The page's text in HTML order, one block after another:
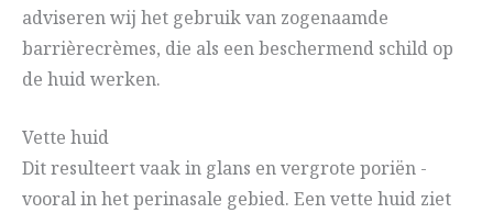
adviseren wij het gebruik van zogenaamde
barrièrecrèmes, die als een beschermend schild op
de huid werken.
Vette huid
Dit resulteert vaak in glans en vergrote poriën -
vooral in het perinasale gebied. Een vette huid ziet